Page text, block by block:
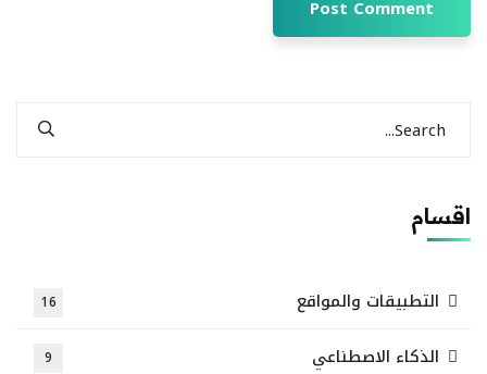
اقسام
التطبيقات والمواقع 16
الذكاء الاصطناعي 9